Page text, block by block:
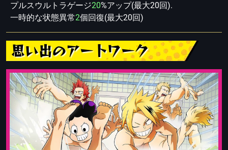
プルスウルトラゲージ20%アップ(最大20回).
一時的な状態異常2個回復(最大20回)
思い出のアートワーク